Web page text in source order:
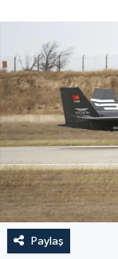
Paylaş